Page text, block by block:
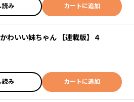
読み カートに追加
わいい妹ちゃん 【連載版】４
読み カートに追加